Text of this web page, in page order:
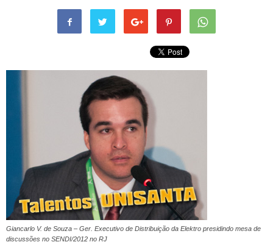
Giancarlo V. de Souza – Ger. Executivo de Distribuição da Elektro presidindo mesa de
discussões no SENDI/2012 no RJ